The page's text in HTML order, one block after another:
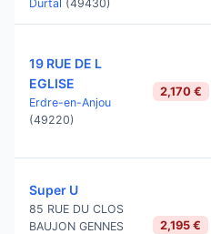
Durtal (49430)
19 RUE DE L
EGLISE
Erdre-en-Anjou
(49220)
2,170 €
Super U
85 RUE DU CLOS
BAUJON GENNES
2,195 €